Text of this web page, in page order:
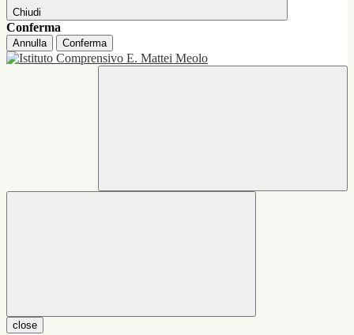
Chiudi
Conferma
Annulla Conferma
close